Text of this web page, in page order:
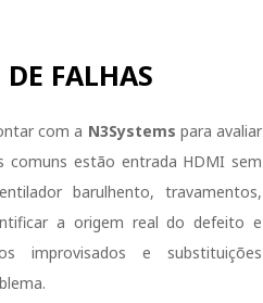
FALHAS
com a N3Systems para avaliar
comuns estão entrada HDMI sem
barulhento, travamentos,
a origem real do defeito e
improvisados e substituições